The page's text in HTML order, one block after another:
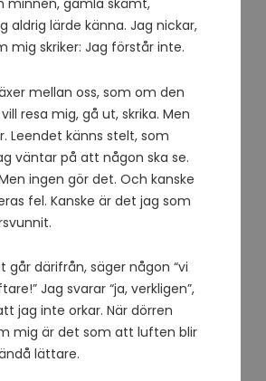
minnen, gamla skämt,
aldrig lärde känna. Jag nickar,
mig skriker: Jag förstår inte.
mellan oss, som om den
resa mig, gå ut, skrika. Men
Leendet känns stelt, som
väntar på att någon ska se.
ingen gör det. Och kanske
fel. Kanske är det jag som
går därifrån, säger någon “vi
Jag svarar “ja, verkligen”,
jag inte orkar. När dörren
mig är det som att luften blir
lättare.